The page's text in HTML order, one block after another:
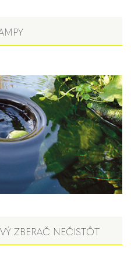
ZBERAČ NEČISTÔT